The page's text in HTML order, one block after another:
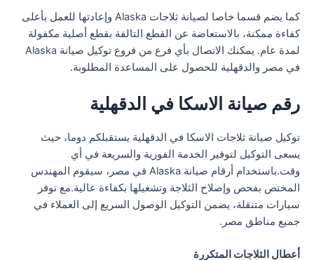
كما يضم قسما خاصا لصيانة ثلاجات Alaska وإعادتها للعمل بأعلى
كفاءة ممكنة، بالاستعاضة عن القطع التالفة بقطع أصلية مكفولة
لمدة عام. يمكنك الاتصال بأي فرع من فروع توكيل صيانة Alaska
في مصر والدقهلية للحصول على المساعدة المطلوبة.
رقم صيانة الاسكا في الدقهلية
توكيل صيانة ثلاجات الاسكا في الدقهلية يستقبلكم دوما، حيث
يسعى التوكيل لتوفير الخدمة الفورية والسريعة في أي
وقت.باستخدام أرقام صيانة Alaska في مصر، سيقوم المهندس
المختص بفحص وإصلاح الثلاجة وتشغيلها بكفاءة عالية.مع توفر
سيارات متنقلة، يضمن التوكيل الوصول السريع إلى العملاء في
جميع مناطق مصر.
أعطال الثلاجات المتكررة